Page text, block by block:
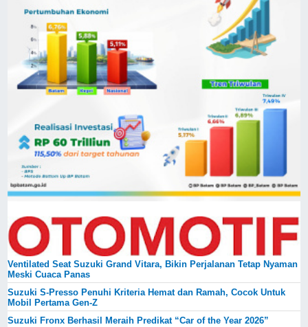
Ventilated Seat Suzuki Grand Vitara, Bikin Perjalanan Tetap Nyaman
Meski Cuaca Panas
Suzuki S-Presso Penuhi Kriteria Hemat dan Ramah, Cocok Untuk
Mobil Pertama Gen-Z
Suzuki Fronx Berhasil Meraih Predikat “Car of the Year 2026”